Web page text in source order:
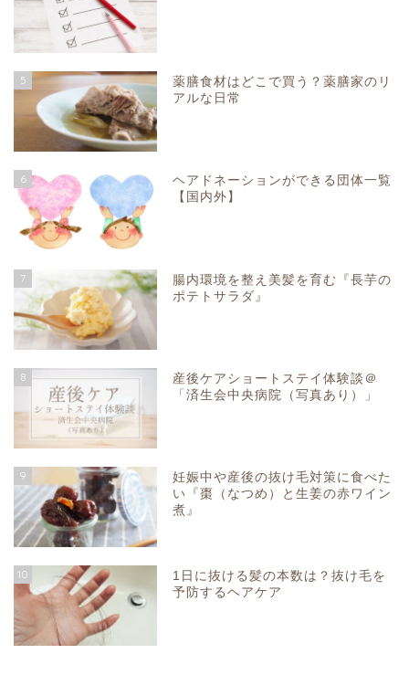
5
薬膳食材はどこで買う？薬膳家のリ
アルな日常
6
ヘアドネーションができる団体一覧
【国内外】
7
腸内環境を整え美髪を育む『長芋の
ポテトサラダ』
8
産後ケアショートステイ体験談＠
「済生会中央病院（写真あり）」
9
妊娠中や産後の抜け毛対策に食べた
い『棗（なつめ）と生姜の赤ワイン
煮』
10
1日に抜ける髪の本数は？抜け毛を
予防するヘアケア